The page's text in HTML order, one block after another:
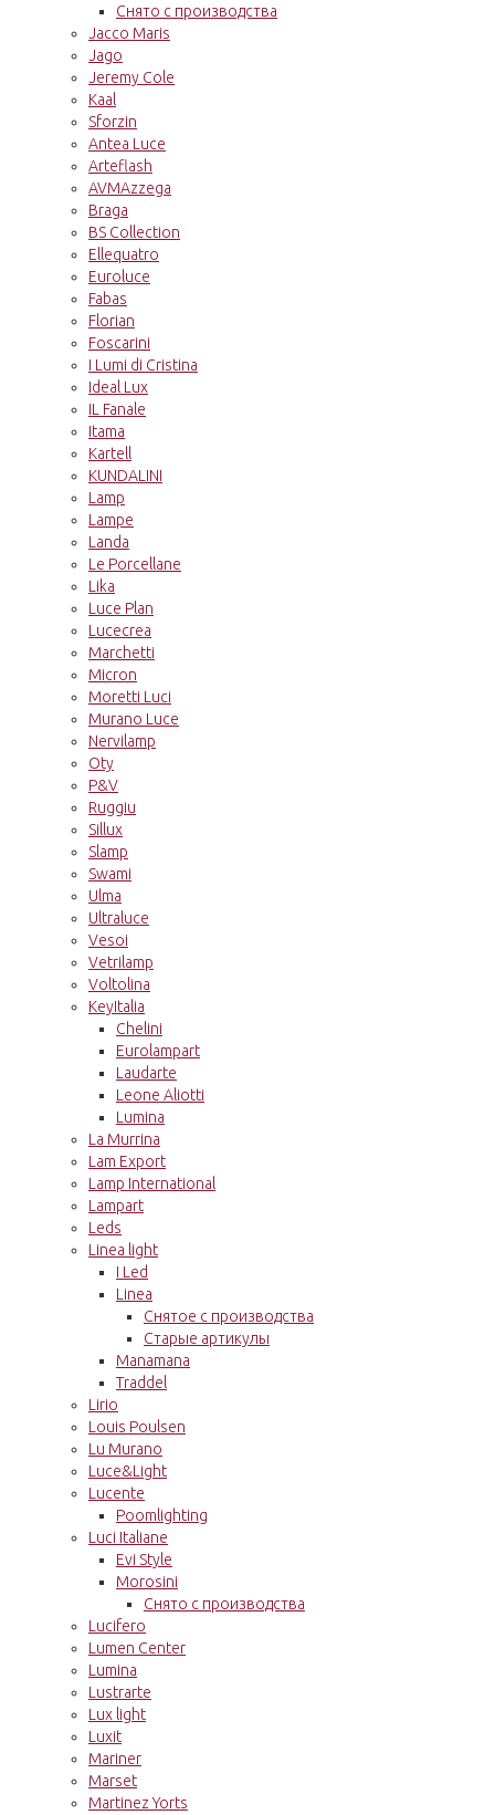
Снято с производства
Jacco Maris
Jago
Jeremy Cole
Kaal
Sforzin
Antea Luce
Arteflash
AVMAzzega
Braga
BS Collection
Ellequatro
Euroluce
Fabas
Florian
Foscarini
I Lumi di Cristina
Ideal Lux
IL Fanale
Itama
Kartell
KUNDALINI
Lamp
Lampe
Landa
Le Porcellane
Lika
Luce Plan
Lucecrea
Marchetti
Micron
Moretti Luci
Murano Luce
Nervilamp
Oty
P&V
Ruggiu
Sillux
Slamp
Swami
Ulma
Ultraluce
Vesoi
Vetrilamp
Voltolina
KeyItalia
Chelini
Eurolampart
Laudarte
Leone Aliotti
Lumina
La Murrina
Lam Export
Lamp International
Lampart
Leds
Linea light
I Led
Linea
Снятое с производства
Старые артикулы
Manamana
Traddel
Lirio
Louis Poulsen
Lu Murano
Luce&Light
Lucente
Poomlighting
Luci Italiane
Evi Style
Morosini
Снято с производства
Lucifero
Lumen Center
Lumina
Lustrarte
Lux light
Luxit
Mariner
Marset
Martinez Yorts